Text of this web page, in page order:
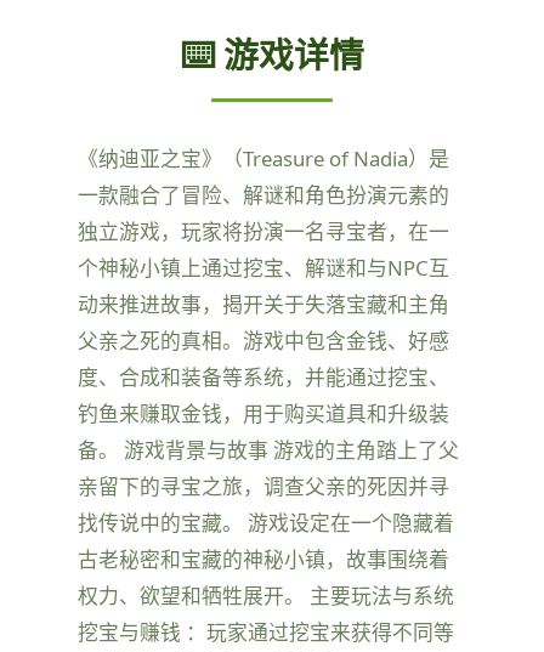
⌨️ 游戏详情
《纳迪亚之宝》（Treasure of Nadia）是
一款融合了冒险、解谜和角色扮演元素的
独立游戏，玩家将扮演一名寻宝者，在一
个神秘小镇上通过挖宝、解谜和与NPC互
动来推进故事，揭开关于失落宝藏和主角
父亲之死的真相。游戏中包含金钱、好感
度、合成和装备等系统，并能通过挖宝、
钓鱼来赚取金钱，用于购买道具和升级装
备。 游戏背景与故事 游戏的主角踏上了父
亲留下的寻宝之旅，调查父亲的死因并寻
找传说中的宝藏。 游戏设定在一个隐藏着
古老秘密和宝藏的神秘小镇，故事围绕着
权力、欲望和牺牲展开。 主要玩法与系统
挖宝与赚钱 ：玩家通过挖宝来获得不同等